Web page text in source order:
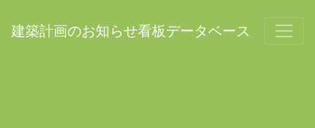
建築計画のお知らせ看板データベース